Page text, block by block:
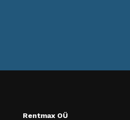
Rentmax OÜ